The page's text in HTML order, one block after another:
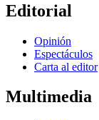
Editorial
Opinión
Espectáculos
Carta al editor
Multimedia